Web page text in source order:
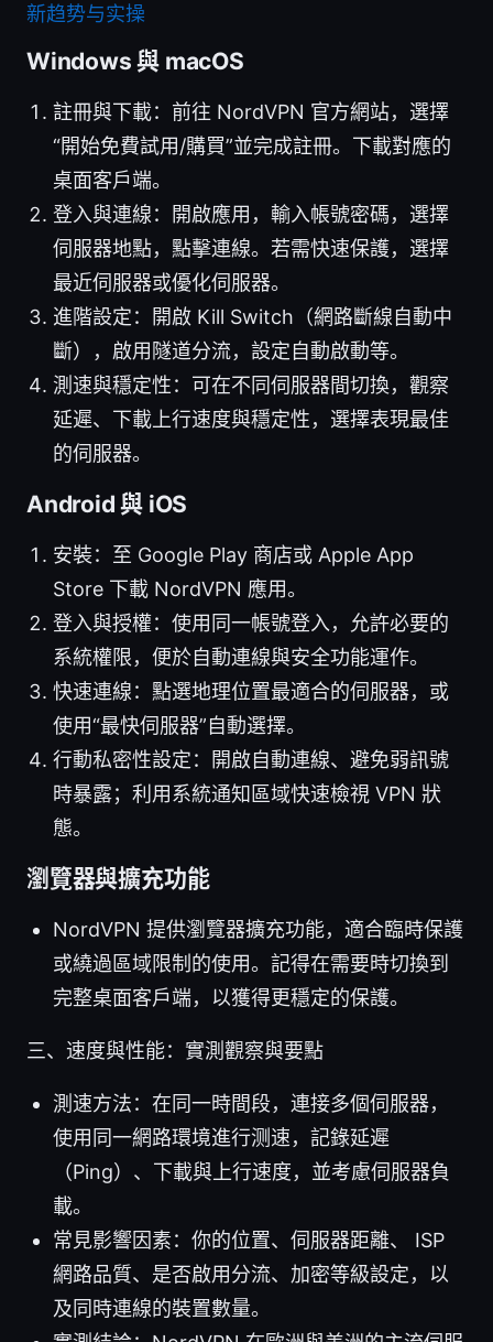
新趋势与实操
Windows 與 macOS
註冊與下載：前往 NordVPN 官方網站，選擇
“開始免費試用/購買”並完成註冊。下載對應的
桌面客戶端。
登入與連線：開啟應用，輸入帳號密碼，選擇
伺服器地點，點擊連線。若需快速保護，選擇
最近伺服器或優化伺服器。
進階設定：開啟 Kill Switch（網路斷線自動中
斷），啟用隧道分流，設定自動啟動等。
測速與穩定性：可在不同伺服器間切換，觀察
延遲、下載上行速度與穩定性，選擇表現最佳
的伺服器。
Android 與 iOS
安裝：至 Google Play 商店或 Apple App
Store 下載 NordVPN 應用。
登入與授權：使用同一帳號登入，允許必要的
系統權限，便於自動連線與安全功能運作。
快速連線：點選地理位置最適合的伺服器，或
使用“最快伺服器”自動選擇。
行動私密性設定：開啟自動連線、避免弱訊號
時暴露；利用系統通知區域快速檢視 VPN 狀
態。
瀏覽器與擴充功能
NordVPN 提供瀏覽器擴充功能，適合臨時保護
或繞過區域限制的使用。記得在需要時切換到
完整桌面客戶端，以獲得更穩定的保護。
三、速度與性能：實測觀察與要點
測速方法：在同一時間段，連接多個伺服器，
使用同一網路環境進行测速，記錄延遲
（Ping）、下載與上行速度，並考慮伺服器負
載。
常見影響因素：你的位置、伺服器距離、 ISP
網路品質、是否啟用分流、加密等級設定，以
及同時連線的裝置數量。